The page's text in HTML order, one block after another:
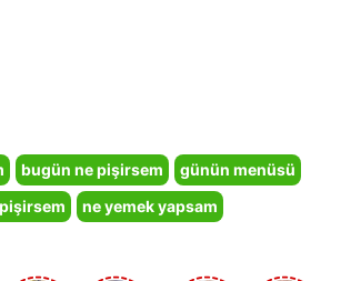
bugün ne pişirsem
günün menüsü
ne yemek yapsam